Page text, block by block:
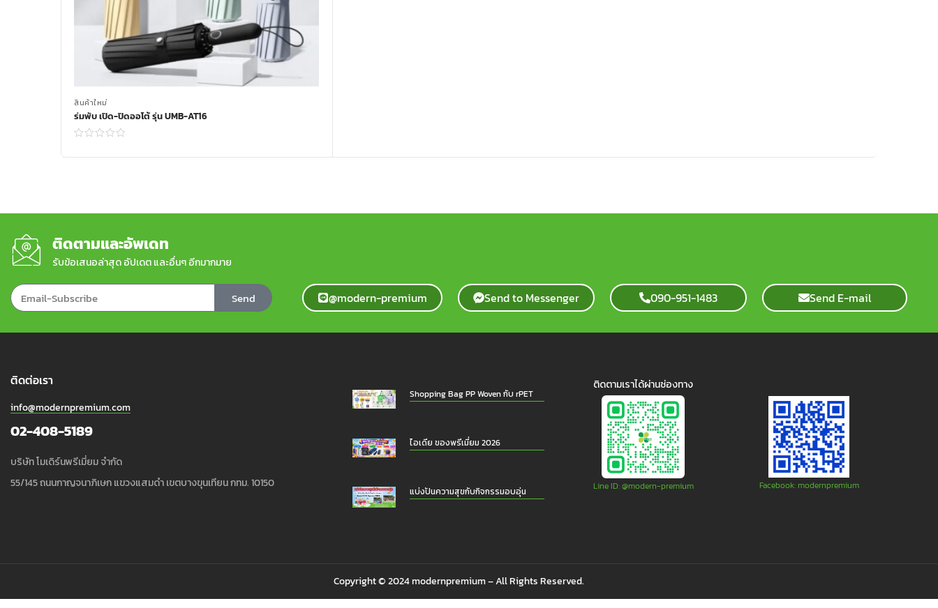
สินค้าใหม่
ร่มพับ เปิด-ปิดออโต้ รุ่น UMB-AT16
Read more
ติดตามและอัพเดท
รับข้อเสนอล่าสุด อัปเดต และอื่นๆ อีกมากมาย
Send @modern-premium Send to Messenger 090-951-1483 Send E-mail
ติดต่อเรา
info@modernpremium.com
02-408-5189
บริษัท โมเดิร์นพรีเมี่ยม จำกัด
55/145 ถนนกาญจนาภิเษก แขวงแสมดำ เขตบางขุนเทียน กทม. 10150
Shopping Bag PP Woven กับ rPET
ไอเดีย ของพรีเมี่ยม 2026
แบ่งปันความสุขกับกิจกรรมอบอุ่น
ติดตามเราได้ผ่านช่องทาง
Line ID: @modern-premium Facebook: modernpremium
Copyright © 2024 modernpremium – All Rights Reserved.